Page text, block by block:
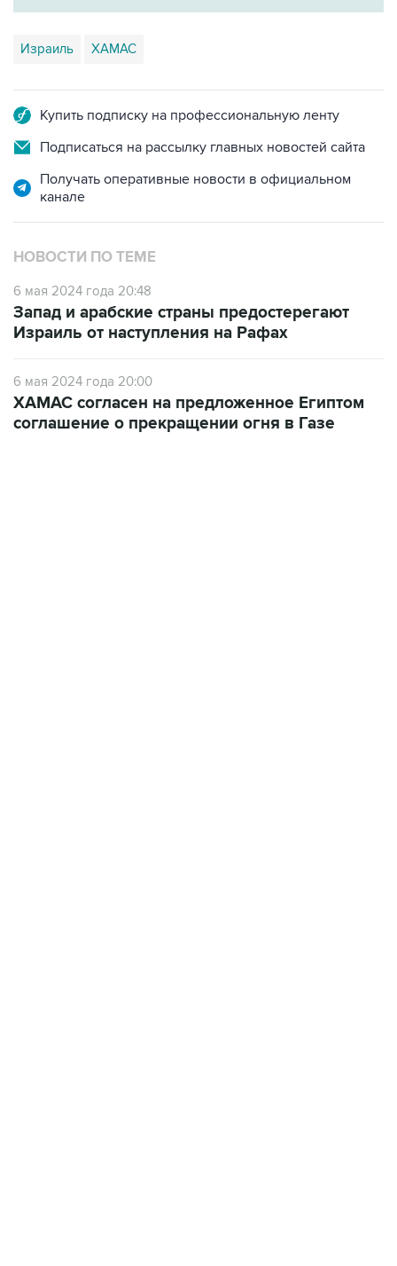
Израиль ХАМАС
Купить подписку на профессиональную ленту
Подписаться на рассылку главных новостей сайта
Получать оперативные новости в официальном
канале
НОВОСТИ ПО ТЕМЕ
6 мая 2024 года 20:48
Запад и арабские страны предостерегают
Израиль от наступления на Рафах
6 мая 2024 года 20:00
ХАМАС согласен на предложенное Египтом
соглашение о прекращении огня в Газе